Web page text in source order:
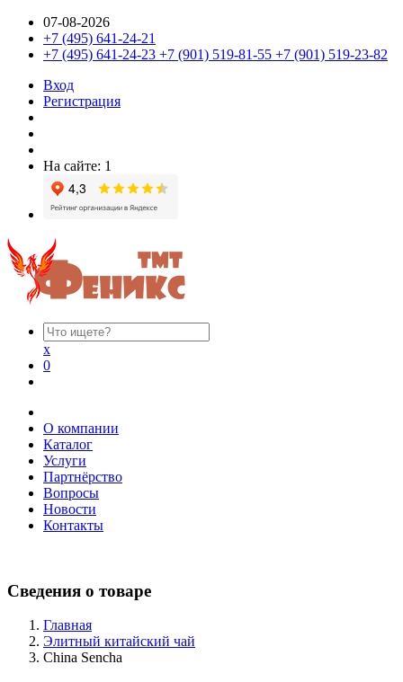
07-08-2026
+7 (495) 641-24-21
+7 (495) 641-24-23 +7 (901) 519-81-55 +7 (901) 519-23-82
Вход
Регистрация
На сайте: 1
x
0
О компании
Каталог
Услуги
Партнёрство
Вопросы
Новости
Контакты
Сведения о товаре
Главная
Элитный китайский чай
China Sencha